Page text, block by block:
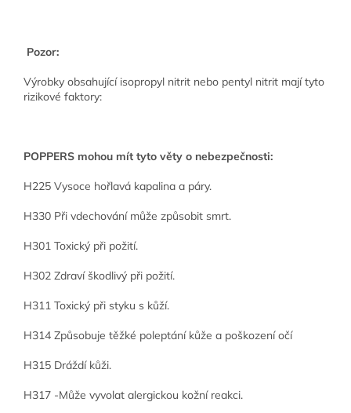
Pozor:
Výrobky obsahující isopropyl nitrit nebo pentyl nitrit mají tyto
rizikové faktory:
POPPERS mohou mít tyto věty o nebezpečnosti:
H225 Vysoce hořlavá kapalina a páry.
H330 Při vdechování může způsobit smrt.
H301 Toxický při požití.
H302 Zdraví škodlivý při požití.
H311 Toxický při styku s kůží.
H314 Způsobuje těžké poleptání kůže a poškození očí
H315 Dráždí kůži.
H317 -Může vyvolat alergickou kožní reakci.